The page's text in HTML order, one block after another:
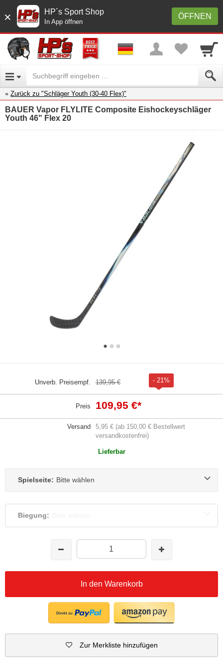
× ÖFFNEN
HP´s Sport Shop
In App öffnen
Zurück zu "Schläger Youth (30-40 Flex)"
BAUER Vapor FLYLITE Composite Eishockeyschläger
Youth 46" Flex 20
Unverb. Preisempf. 139,95 € - 21%
Preis 109,95 €*
Versand
5,95 € (ab 150,00 € Bestellwert
versandkostenfrei)
Lieferbar
Spielseite: Bitte wählen
Biegung:
In den Warenkorb
Zur Merkliste hinzufügen